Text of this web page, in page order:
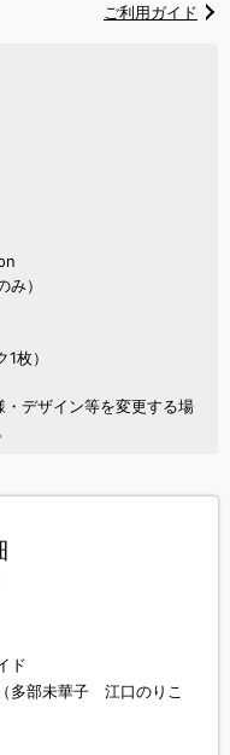
ご利用ガイド
）
枚）
デザイン等を変更する場
ド
多部未華子 江口のりこ